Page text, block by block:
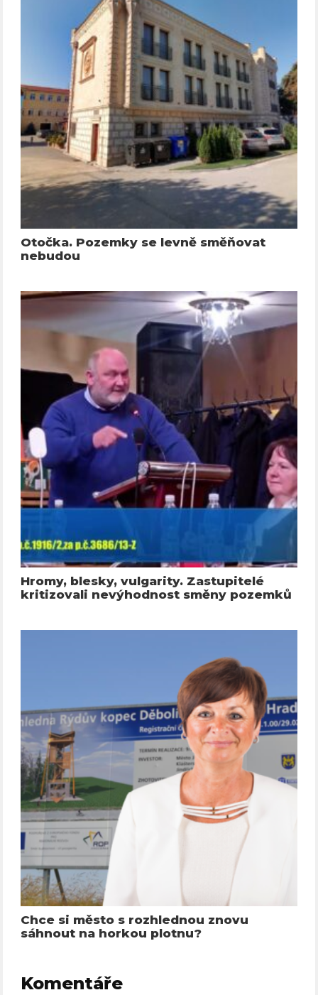
Otočka. Pozemky se levně směňovat
nebudou
Hromy, blesky, vulgarity. Zastupitelé
kritizovali nevýhodnost směny pozemků
Chce si město s rozhlednou znovu
sáhnout na horkou plotnu?
Komentáře